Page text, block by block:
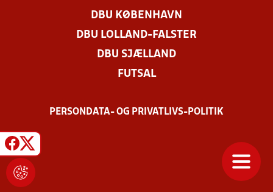
DBU KØBENHAVN
DBU LOLLAND-FALSTER
DBU SJÆLLAND
FUTSAL
PERSONDATA- OG PRIVATLIVS-POLITIK